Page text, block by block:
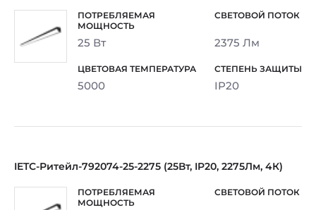
25 Вт 2375 Лм
5000 IP20
IETC-Ритейл-792074-25-2275 (25Вт, IP20, 2275Лм, 4К)